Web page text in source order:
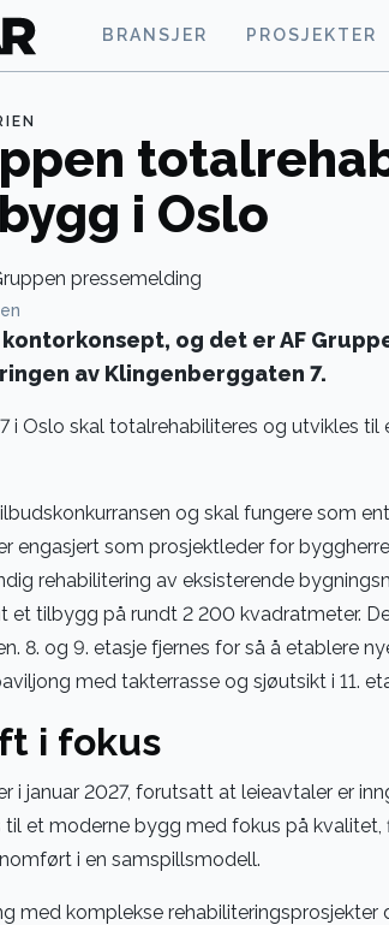
BRANSJER PROSJEKTER
i Oslo
og det er AF
av Klingenberggaten 7.
i Oslo skal totalrehabiliteres og utvikles
og skal fungere som
engasjert som prosjektleder for
rehabilitering av eksisterende
et tilbygg på rundt 2 200 kvadratmeter.
8. og 9. etasje fjernes for så å etablere
med takterrasse og sjøutsikt i 11.
i fokus
i januar 2027, forutsatt at leieavtaler er
til et moderne bygg med fokus på
i en samspillsmodell.
med komplekse